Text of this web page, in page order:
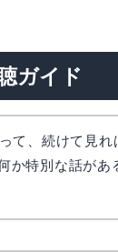
ガイド
て、続けて見れ
か特別な話があ